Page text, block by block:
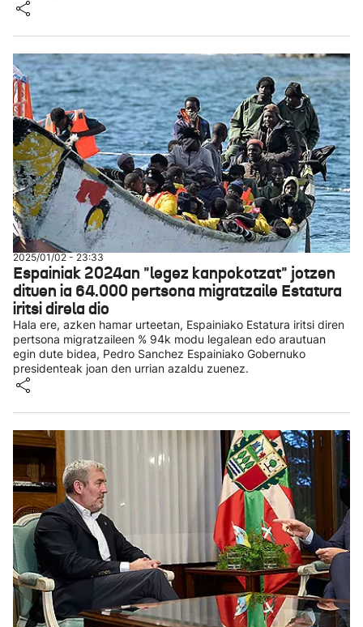
2025/01/02 - 23:33
Espainiak 2024an "legez kanpokotzat" jotzen
dituen ia 64.000 pertsona migratzaile Estatura
iritsi direla dio
Hala ere, azken hamar urteetan, Espainiako Estatura iritsi diren
pertsona migratzaileen % 94k modu legalean edo arautuan
egin dute bidea, Pedro Sanchez Espainiako Gobernuko
presidenteak joan den urrian azaldu zuenez.